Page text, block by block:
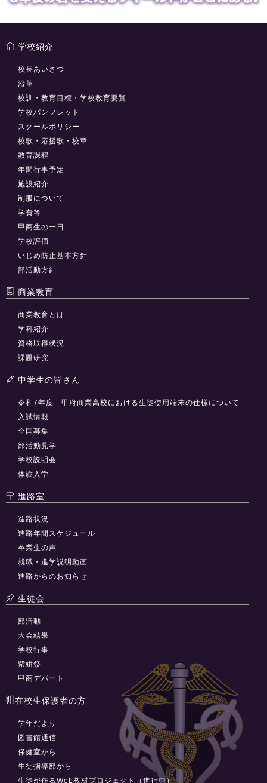
学校紹介
校長あいさつ
沿革
校訓・教育目標・学校教育要覧
学校パンフレット
スクールポリシー
校歌・応援歌・校章
教育課程
年間行事予定
施設紹介
制服について
学費等
甲商生の一日
学校評価
いじめ防止基本方針
部活動方針
商業教育
商業教育とは
学科紹介
資格取得状況
課題研究
中学生の皆さん
令和7年度 甲府商業高校における生徒使用端末の仕様について
入試情報
全国募集
部活動見学
学校説明会
体験入学
進路室
進路状況
進路年間スケジュール
卒業生の声
就職・進学説明動画
進路からのお知らせ
生徒会
部活動
大会結果
学校行事
紫紺祭
甲商デパート
在校生保護者の方
学年だより
図書館通信
保健室から
生徒指導部から
生徒が作るWeb教材プロジェクト（進行中）